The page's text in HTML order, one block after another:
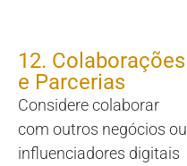
12. Colaborações
e Parcerias
Considere colaborar
com outros negócios ou
influenciadores digitais